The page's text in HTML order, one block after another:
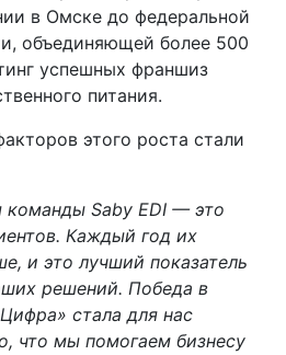
в Омске до федеральной
объединяющей более 500
успешных франшиз
питания.
этого роста стали
команды Saby EDI — это
Каждый год их
и это лучший показатель
решений. Победа в
стала для нас
что мы помогаем бизнесу